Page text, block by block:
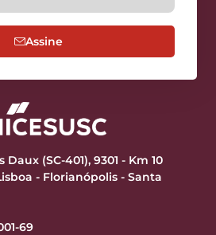
Assine
(SC-401), 9301 - Km 10
- Florianópolis - Santa
69